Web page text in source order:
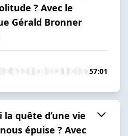
? Avec le
Gérald Bronner
57:01
la quête d’une vie
épuise ? Avec